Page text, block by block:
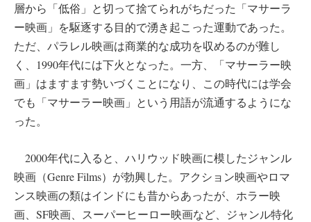
層から「低俗」と切って捨てられがちだった「マサーラ
ー映画」を駆逐する目的で湧き起こった運動であった。
ただ、パラレル映画は商業的な成功を収めるのが難し
く、1990年代には下火となった。一方、「マサーラー映
画」はますます勢いづくことになり、この時代には学会
でも「マサーラー映画」という用語が流通するようにな
った。
2000年代に入ると、ハリウッド映画に模したジャンル
映画（Genre Films）が勃興した。アクション映画やロマ
ンス映画の類はインドにも昔からあったが、ホラー映
画、SF映画、スーパーヒーロー映画など、ジャンル特化